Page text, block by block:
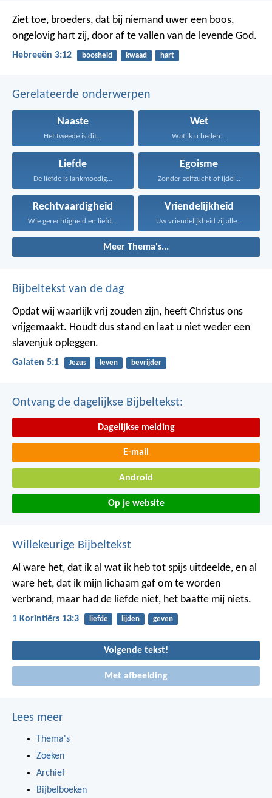
Ziet toe, broeders, dat bij niemand uwer een boos,
ongelovig hart zij, door af te vallen van de levende God.
Hebreeën 3:12 boosheid kwaad hart
Gerelateerde onderwerpen
Naaste
Het tweede is dit...
Wet
Wat ik u heden...
Liefde
De liefde is lankmoedig...
Egoisme
Zonder zelfzucht of ijdel...
Rechtvaardigheid
Wie gerechtigheid en liefde...
Vriendelijkheid
Uw vriendelijkheid zij alle...
Meer Thema's...
Bijbeltekst van de dag
Opdat wij waarlijk vrij zouden zijn, heeft Christus ons
vrijgemaakt. Houdt dus stand en laat u niet weder een
slavenjuk opleggen.
Galaten 5:1 Jezus leven bevrijder
Ontvang de dagelijkse Bijbeltekst:
Dagelijkse melding
E-mail
Android
Op je website
Willekeurige Bijbeltekst
Al ware het, dat ik al wat ik heb tot spijs uitdeelde, en al
ware het, dat ik mijn lichaam gaf om te worden
verbrand, maar had de liefde niet, het baatte mij niets.
1 Korintiërs 13:3 liefde lijden geven
Volgende tekst!
Met afbeelding
Lees meer
Thema's
Zoeken
Archief
Bijbelboeken